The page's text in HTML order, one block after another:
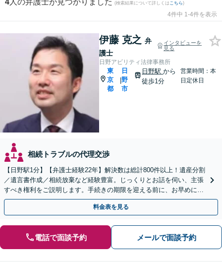
4 人の弁護士が見つかりました (検索結果について詳しくは こちら)
4件中 1-4件を表示
伊藤 克之 弁
護士
インタビューを
見る
日野アビリティ法律事務所
東
京
都
|
日
野
市
日野駅から
徒歩1分
営業時間：本
日定休日
相続トラブルの代理交渉
【日野駅1分】【弁護士経験22年】解決数は総計800件以上！遺産分割
／遺言書作成／相続放棄など経験豊富。じっくりとお話を伺い、主張
すべき権利をご説明します。手続きの期限を迎える前に、お早めにご
相談ください【初回相談無料】【オンライン相談可】
料金表を見る
電話で面談予約 メールで面談予約